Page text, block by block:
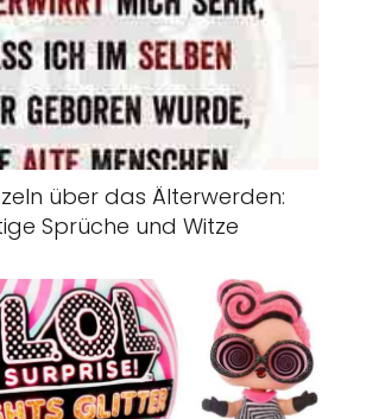
über das Älterwerden:
Sprüche und Witze